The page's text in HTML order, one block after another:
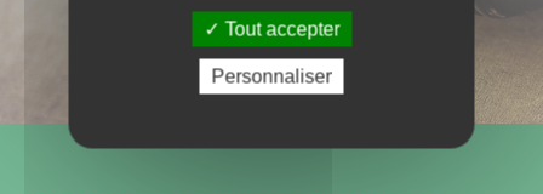
Tout accepter
Personnaliser